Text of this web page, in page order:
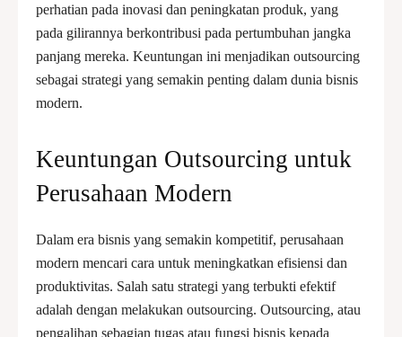
perhatian pada inovasi dan peningkatan produk, yang
pada gilirannya berkontribusi pada pertumbuhan jangka
panjang mereka. Keuntungan ini menjadikan outsourcing
sebagai strategi yang semakin penting dalam dunia bisnis
modern.
Keuntungan Outsourcing untuk
Perusahaan Modern
Dalam era bisnis yang semakin kompetitif, perusahaan
modern mencari cara untuk meningkatkan efisiensi dan
produktivitas. Salah satu strategi yang terbukti efektif
adalah dengan melakukan outsourcing. Outsourcing, atau
pengalihan sebagian tugas atau fungsi bisnis kepada